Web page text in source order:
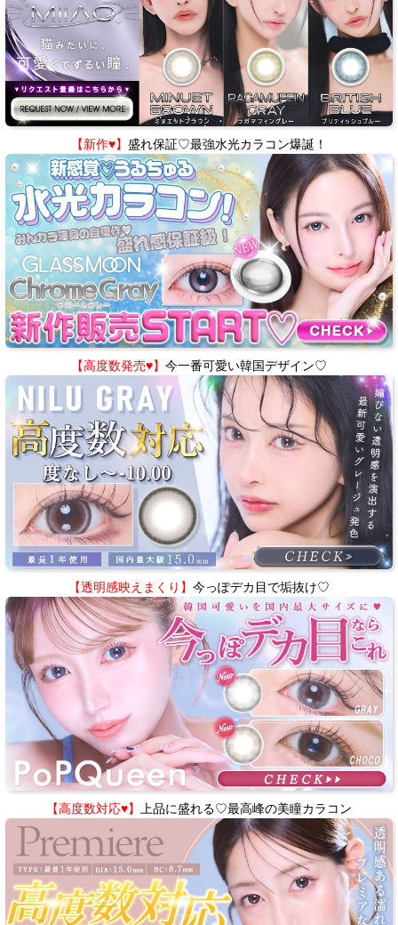
【新作♥】 盛れ保証♡最強水光カラコン爆誕！
【高度数発売♥】 今一番可愛い韓国デザイン♡
【透明感映えまくり】 今っぽデカ目で垢抜け♡
【高度数対応♥】 上品に盛れる♡最高峰の美瞳カラコン